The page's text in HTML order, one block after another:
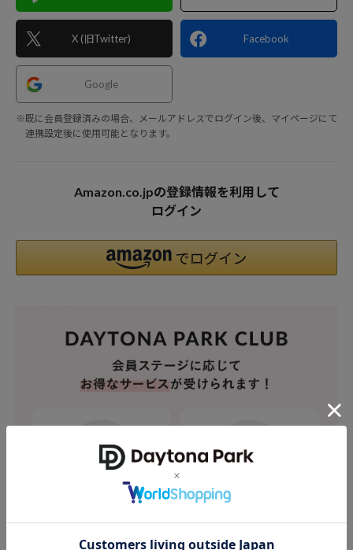
X (旧Twitter) Facebook
Google
※既に会員登録済みの場合、メールアドレスでログイン後、マイページにて
連携設定後に使用可能となります。
Amazon.co.jpの登録情報を利用して
ログイン